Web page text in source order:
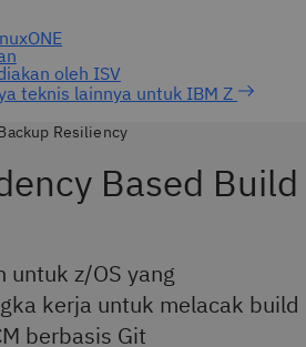
Resiliency
Based Build
untuk z/OS yang
kerja untuk melacak build
berbasis Git